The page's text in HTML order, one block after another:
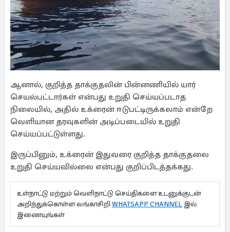
ஆனால், குறித்த தாக்குதலின் பின்னணியில் யார்
செயல்பட்டார்கள் என்பது உறுதி செய்யப்படாத
நிலையில், அதில் உக்ரைன் ஈடுபட்டிருக்கலாம் என்றே
வெளியான தரவுகளின் அடிப்படையில் உறுதி
செய்யப்பட்டுள்ளது.
இருப்பினும், உக்ரைன் இதுவரை குறித்த தாக்குதலை
உறுதி செய்யவில்லை என்பது குறிப்பிடத்தக்கது.
உள்நாட்டு மற்றும் வெளிநாட்டு செய்திகளை உடனுக்குடன்
அறிந்துக்கொள்ள லங்காசிறி WHATSAPP CHANNEL இல்
இணையுங்கள்